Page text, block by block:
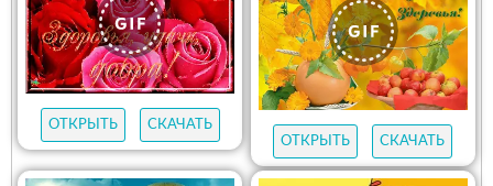
ОТКРЫТЬ
СКАЧАТЬ
ОТКРЫТЬ
СКАЧАТЬ